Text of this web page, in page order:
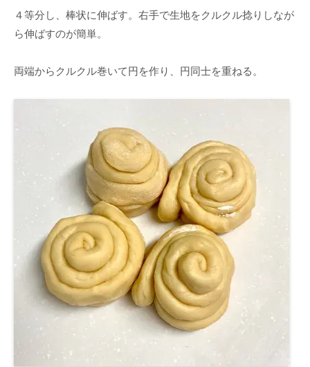
４等分し、棒状に伸ばす。右手で生地をクルクル捻りしなが
ら伸ばすのが簡単。
両端からクルクル巻いて円を作り、円同士を重ねる。